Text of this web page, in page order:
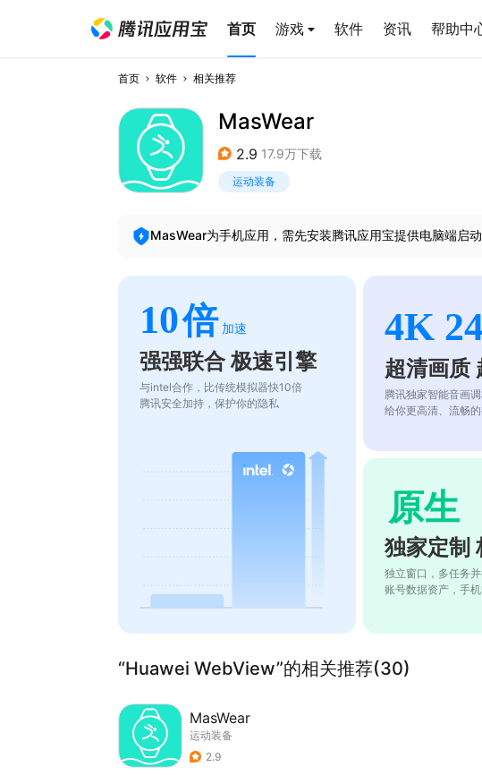
首页 游戏 软件 资讯 帮助中
首页 软件 相关推荐
MasWear
2.9 17.9万下载
运动装备
MasWear为手机应用，需先安装腾讯应用宝提供电脑端启
10倍 加速
强强联合 极速引擎
与intel合作，比传统模拟器快10倍
腾讯安全加持，保护你的隐私
4K
超清画质
腾讯独家智能音画
给你更高清、流畅
原生
独家定制
独立窗口，多任务
账号数据资产，手
“Huawei WebView”的相关推荐(30)
MasWear
运动装备
2.9